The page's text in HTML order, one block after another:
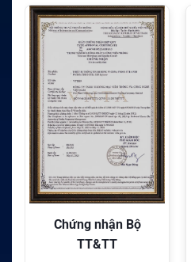
Chứng nhận CE quốc
tế